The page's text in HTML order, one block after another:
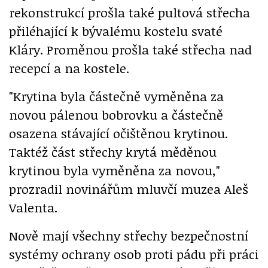
rekonstrukcí prošla také pultová střecha
přiléhající k bývalému kostelu svaté
Kláry. Proměnou prošla také střecha nad
recepcí a na kostele.
"Krytina byla částečně vyměněna za
novou pálenou bobrovku a částečně
osazena stávající očištěnou krytinou.
Taktéž část střechy krytá měděnou
krytinou byla vyměněna za novou,"
prozradil novinářům mluvčí muzea Aleš
Valenta.
Nově mají všechny střechy bezpečnostní
systémy ochrany osob proti pádu při práci